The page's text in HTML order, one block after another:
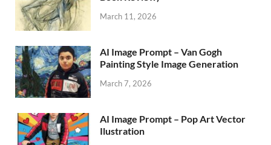
March 11, 2026
AI Image Prompt – Van Gogh
Painting Style Image Generation
March 7, 2026
AI Image Prompt – Pop Art Vector
Ilustration